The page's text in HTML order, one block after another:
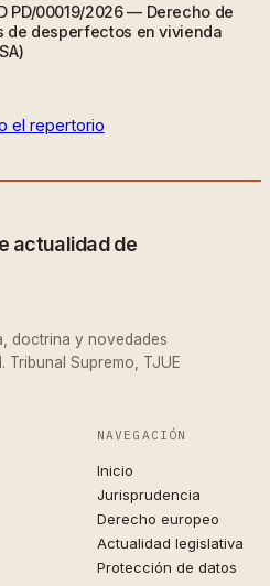
PD/00019/2026 — Derecho de
de desperfectos en vivienda
el repertorio
actualidad de
doctrina y novedades
Tribunal Supremo, TJUE
NAVEGACIÓN
Inicio
Jurisprudencia
Derecho europeo
Actualidad legislativa
Protección de datos